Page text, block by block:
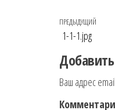
Предыдущая
ПРЕДЫДУЩИЙ
1-1-1.jpg
Ваш адрес